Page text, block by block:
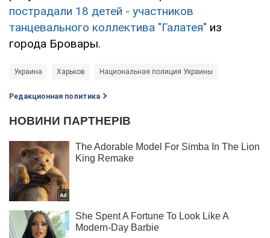
пострадали 18 детей - участников
танцевального коллектива "Галатея" из
города Бровары.
Украина Харьков Национальная полиция Украины
Редакционная политика